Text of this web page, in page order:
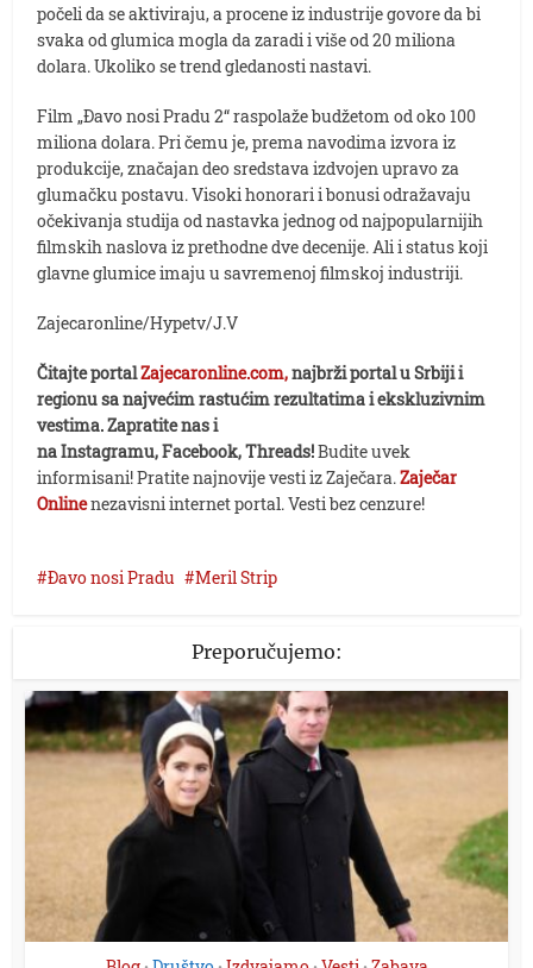
počeli da se aktiviraju, a procene iz industrije govore da bi
svaka od glumica mogla da zaradi i više od 20 miliona
dolara. Ukoliko se trend gledanosti nastavi.
Film „Đavo nosi Pradu 2“ raspolaže budžetom od oko 100
miliona dolara. Pri čemu je, prema navodima izvora iz
produkcije, značajan deo sredstava izdvojen upravo za
glumačku postavu. Visoki honorari i bonusi odražavaju
očekivanja studija od nastavka jednog od najpopularnijih
filmskih naslova iz prethodne dve decenije. Ali i status koji
glavne glumice imaju u savremenoj filmskoj industriji.
Zajecaronline/Hypetv/J.V
Čitajte portalZajecaronline.com,najbrži portal u Srbiji i
regionu sa najvećim rastućim rezultatima i ekskluzivnim
vestima. Zapratite nas i
na Instagramu, Facebook, Threads!Budite uvek
informisani! Pratite najnovije vesti iz Zaječara.Zaječar
Onlinenezavisni internet portal. Vesti bez cenzure!
Đavo nosi Pradu Meril Strip
Preporučujemo: